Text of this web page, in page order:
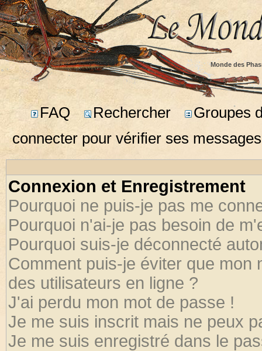
Monde des
FAQ Rechercher
Groupes
connecter pour vérifier ses
Connexion et Enregistrement
Pourquoi ne puis-je pas me
Pourquoi n'ai-je pas besoin de
Pourquoi suis-je déconnecté
Comment puis-je éviter que mon
des utilisateurs en ligne ?
J'ai perdu mon mot de passe !
Je me suis inscrit mais ne peux
Je me suis enregistré dans le